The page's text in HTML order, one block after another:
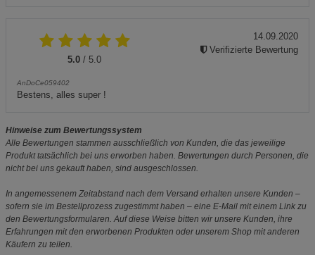
5.0 / 5.0
AnDoCe059402
Bestens, alles super !
14.09.2020
Verifizierte Bewertung
Hinweise zum Bewertungssystem
Alle Bewertungen stammen ausschließlich von Kunden, die das jeweilige
Produkt tatsächlich bei uns erworben haben. Bewertungen durch Personen, die
nicht bei uns gekauft haben, sind ausgeschlossen.
In angemessenem Zeitabstand nach dem Versand erhalten unsere Kunden –
sofern sie im Bestellprozess zugestimmt haben – eine E-Mail mit einem Link zu
den Bewertungsformularen. Auf diese Weise bitten wir unsere Kunden, ihre
Erfahrungen mit den erworbenen Produkten oder unserem Shop mit anderen
Käufern zu teilen.